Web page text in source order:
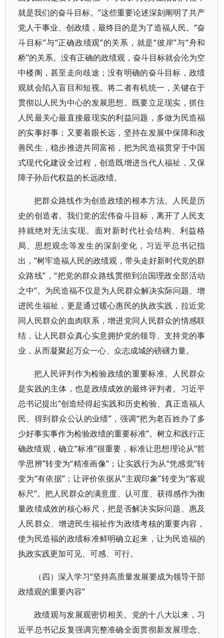
就是我们的奋斗目标。”这些重要论述深刻阐明了共产
党人干事业、创政绩，最终目的是为了造福人民。“奋
斗目标”与“正确政绩观”的关系，就是“彼岸”与“舟和
桥”的关系。没有正确的政绩观，奋斗目标就会沦为空
中楼阁，甚至走向歧途；没有明确的奋斗目标，政绩
观就会陷入盲目和短视。将二者有机统一，关键在于
贯彻以人民为中心的发展思想。既要立足现实，抓住
人民最关心最直接最现实的利益问题，多做为民造福
的实事好事；又要着眼长远，坚持在发展中保障和改
善民生，稳步推进共同富裕，把为民造福贯穿于中国
式现代化建设全过程，创造既增进当代人福祉，又保
障子孙后代权益的长远政绩。
把群众路线作为创造政绩的根本方法。人民是历
史的创造者。我们党的宏伟奋斗目标，离开了人民支
持就绝对无法实现。面对新时代社会结构、利益格
局、思想观念等发生的深刻变化，习近平总书记指
出，“树牢造福人民的政绩观，带头走好新时代党的群
众路线”，“把党的群众路线贯彻到治国理政全部活动
之中”。为民造福不仅是为人民群众解决实际问题、增
进民生福祉，更是通过暖心惠民的执政实践，拉近党
同人民群众的血肉联系，增进党同人民群众的情感联
结，让人民群众真心实意拥护党的领导、支持党的事
业，从而凝聚起万众一心、众志成城的磅礴力量。
把人民评判作为检验政绩的重要标准。人民群众
是实践的主体，也是政绩成效的最终评判者。习近平
总书记提出“创造经得起实践和历史检验、真正造福人
民、得到群众公认的业绩”，强调“把为老百姓办了多
少好事实事作为检验政绩的重要标准”。树立和践行正
确政绩观，确立“标准”很重要，标准让思想理论从“哲
学思辨”转变为“精准画像”；让实践行为从“凭感觉”转
变为“有依据”；让评价依据从“主观印象”转变为“客观
标尺”。把人民群众的满意度、认可度、获得感作为衡
量政绩成效的核心标尺，把是否解决实际问题、惠及
人民群众、增进民生福祉作为政绩考核的重要内容，
使为民造福的政绩标准鲜明确立起来，让为民造福的
执政实践更加可见、可感、可行。
（四）深入学习“坚持高质量发展要成为领导干部
政绩观的重要内容”
政绩观与发展观密切相关。党的十八大以来，习
近平总书记反复强调完整准确全面贯彻新发展理念、